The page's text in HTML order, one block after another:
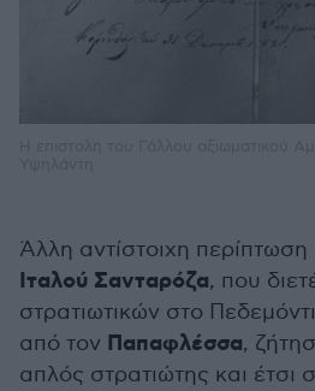
Άλλη αντίστοιχη περίπτωση
Ιταλού Σανταρόζα, που
στρατιωτικών στο
από τον Παπαφλέσσα,
απλός στρατιώτης και έτσι